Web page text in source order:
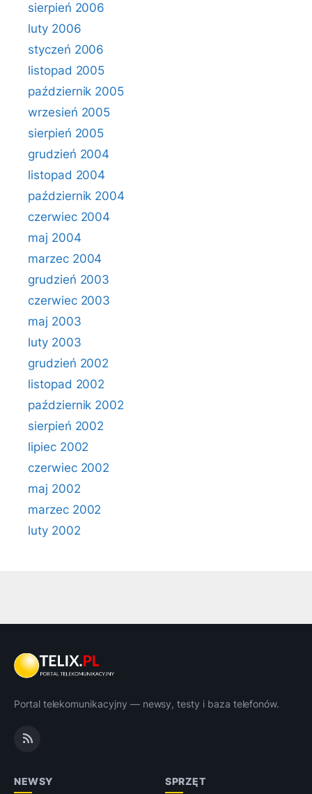
sierpień 2006
luty 2006
styczeń 2006
listopad 2005
październik 2005
wrzesień 2005
sierpień 2005
grudzień 2004
listopad 2004
październik 2004
czerwiec 2004
maj 2004
marzec 2004
grudzień 2003
czerwiec 2003
maj 2003
luty 2003
grudzień 2002
listopad 2002
październik 2002
sierpień 2002
lipiec 2002
czerwiec 2002
maj 2002
marzec 2002
luty 2002
Portal telekomunikacyjny — newsy, testy i baza telefonów.
NEWSY SPRZĘT